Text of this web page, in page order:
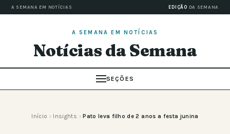
A SEMANA EM NOTÍCIAS EDIÇÃO DA SEMANA
A SEMANA EM NOTÍCIAS
Notícias da Semana
SEÇÕES
Início › Insights › Pato leva filho de 2 anos a festa junina